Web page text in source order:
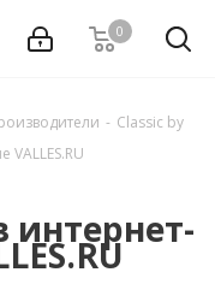
0
- Classic by
VALLES.RU
интернет-